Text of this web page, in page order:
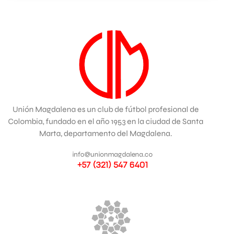
Unión Magdalena es un club de fútbol profesional de
Colombia, fundado en el año 1953 en la ciudad de Santa
Marta, departamento del Magdalena.
info@unionmagdalena.co
+57 (321) 547 6401